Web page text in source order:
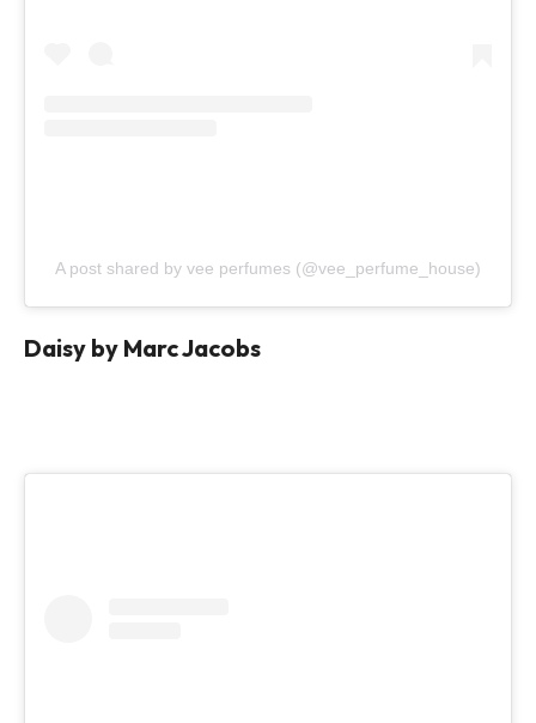
A post shared by vee perfumes (@vee_perfume_house)
Daisy by Marc Jacobs